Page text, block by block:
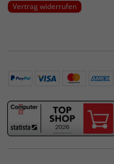
Vertrag widerrufen